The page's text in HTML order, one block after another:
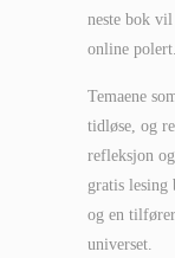
neste bok
online polert.
Temaene
tidløse, og
refleksjon
gratis lesing
og en
universet.